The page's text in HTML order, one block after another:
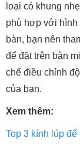
loại có khung
phù hợp với hình
bàn, bạn nên
để đặt trên bàn
chế điều chỉnh
của bạn.
Xem thêm:
Top 3 kính lúp